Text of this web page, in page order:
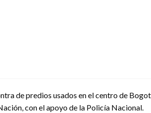
de predios usados en el centro de
con el apoyo de la Policía Nacional.